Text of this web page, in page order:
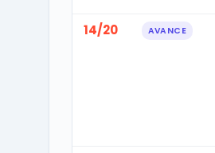
14/20 AVANCE